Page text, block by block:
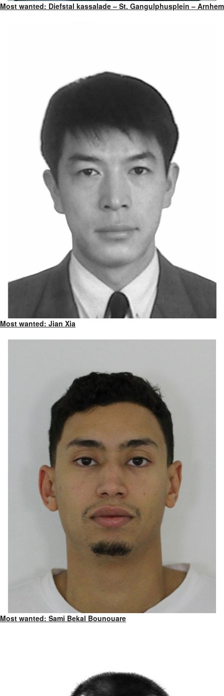
Most wanted: Diefstal kassalade – St. Gangulphusplein – Arnhem
Most wanted: Jian Xia
Most wanted: Sami Bekal Bounouare